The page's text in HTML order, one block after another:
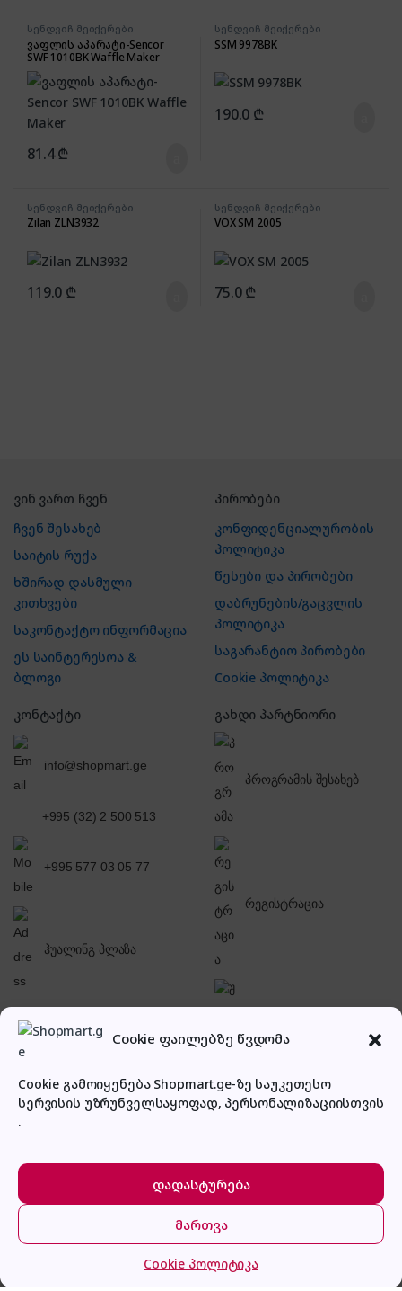
Cookie ფაილებზე წვდომა
Cookie გამოიყენება Shopmart.ge-ზე საუკეთესო
სერვისის უზრუნველსაყოფად, პერსონალიზაციისთვის
.
დადასტურება
მართვა
Cookie პოლიტიკა
სენდვიჩ მეიქერები
ვაფლის აპარატი-Sencor
SWF 1010BK Waffle Maker
81.4₾
სენდვიჩ მეიქერები
SSM 9978BK
190.0 ₾
სენდვიჩ მეიქერები
Zilan ZLN3932
119.0 ₾
სენდვიჩ მეიქერები
VOX SM 2005
75.0₾
ვინ ვართ ჩვენ
ჩვენ შესახებ
საიტის რუქა
ხშირად დასმული
კითხვები
საკონტაქტო ინფორმაცია
ეს საინტერესოა &
ბლოგი
პირობები
კონფიდენციალურობის
პოლიტიკა
წესები და პირობები
დაბრუნების/გაცვლის
პოლიტიკა
საგარანტიო პირობები
Cookie პოლიტიკა
კონტაქტი
info@shopmart.ge
+995 (32) 2 500 513
+995 577 03 05 77
ჰუალინგ პლაზა
გახდი პარტნიორი
პროგრამის შესახებ
რეგისტრაცია
vitek VT-7147
მთავარი კატეგორიები კალათა შესვლა